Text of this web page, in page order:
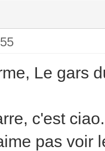
Le gars
c'est ciao.
pas voir